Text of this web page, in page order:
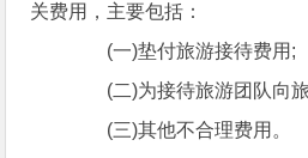
关费用，主要包括：
(一)垫付旅游接待费用;
(二)为接待旅游团队向旅
(三)其他不合理费用。